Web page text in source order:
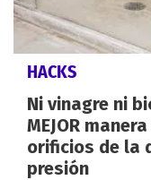
HACKS
Ni vinagre ni
MEJOR
orificios de la
presión